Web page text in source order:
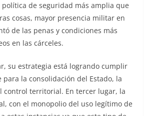
de seguridad más amplia que
cosas, mayor presencia militar en
de las penas y condiciones más
en las cárceles.
su estrategia está logrando cumplir
para la consolidación del Estado, la
control territorial. En tercer lugar, la
con el monopolio del uso legítimo de